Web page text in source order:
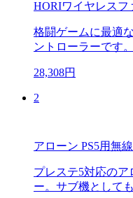
HORIワイヤレスフ
格闘ゲームに最適
ントローラーです。
28,308円
2
アローン PS5用無
プレステ5対応の
ー。サブ機としても